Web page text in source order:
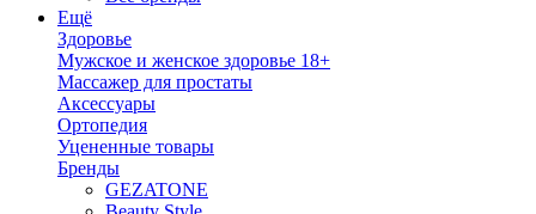
Ещё
Здоровье
Мужское и женское здоровье 18+
Массажер для простаты
Аксессуары
Ортопедия
Уцененные товары
Бренды
GEZATONE